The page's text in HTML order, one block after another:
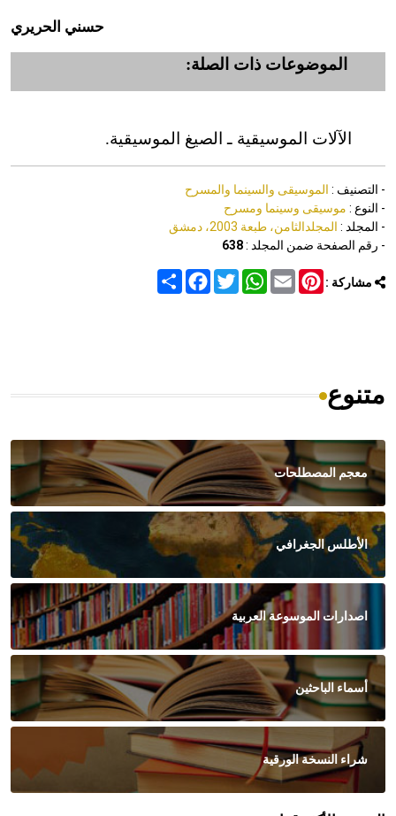
حسني الحريري
الموضوعات ذات الصلة:
الآلات الموسيقية ـ الصيغ الموسيقية.
- التصنيف : الموسيقى والسينما والمسرح
- النوع : موسيقى وسينما ومسرح
- المجلد : المجلدالثامن، طبعة 2003، دمشق
- رقم الصفحة ضمن المجلد :638
مشاركة : Share
FacebookTwitter
WhatsAppEmail
Pinterest
متنوع
معجم المصطلحات
الأطلس الجغرافي
اصدارات الموسوعة العربية
أسماء الباحثين
شراء النسخة الورقية